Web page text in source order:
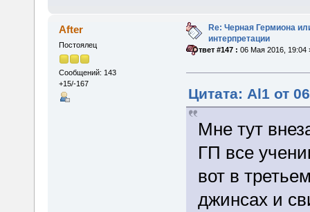
After
Постоялец
Сообщений: 143
+15/-167
Re: Черная Гермиона
интерпретации
«Ответ #147 : 06 Мая 2016, 19:04
Цитата: Al1 от
Мне тут
ГП все
вот в
джинсах и